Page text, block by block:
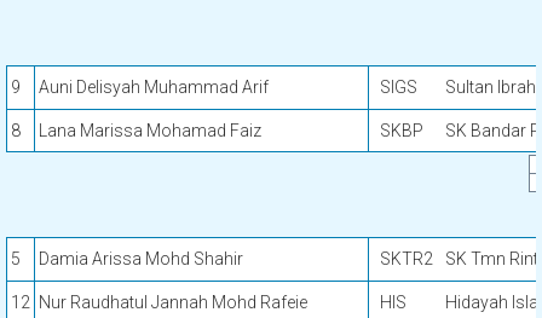
9 Auni Delisyah Muhammad Arif SIGS Sultan
8 Lana Marissa Mohamad Faiz SKBP SK Bandar
5 Damia Arissa Mohd Shahir SKTR2 SK Tmn
12 Nur Raudhatul Jannah Mohd Rafeie HIS Hidayah